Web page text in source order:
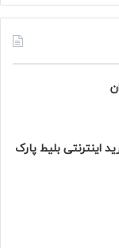
اینترنتی بلیط پارک